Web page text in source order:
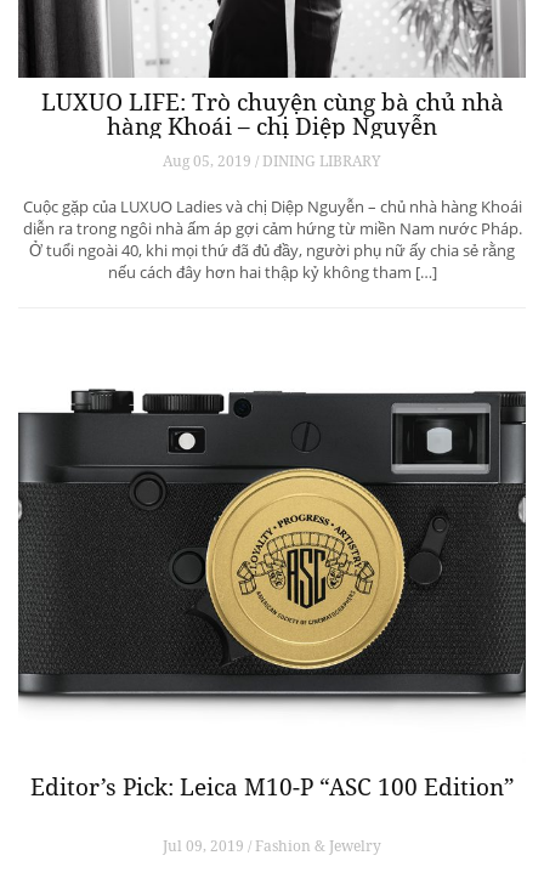
LUXUO LIFE: Trò chuyện cùng bà chủ nhà
hàng Khoái – chị Diệp Nguyễn
Aug 05, 2019 / DINING LIBRARY
Cuộc gặp của LUXUO Ladies và chị Diệp Nguyễn – chủ nhà hàng Khoái
diễn ra trong ngôi nhà ấm áp gợi cảm hứng từ miền Nam nước Pháp.
Ở tuổi ngoài 40, khi mọi thứ đã đủ đầy, người phụ nữ ấy chia sẻ rằng
nếu cách đây hơn hai thập kỷ không tham […]
Editor’s Pick: Leica M10-P “ASC 100 Edition”
Jul 09, 2019 / Fashion & Jewelry